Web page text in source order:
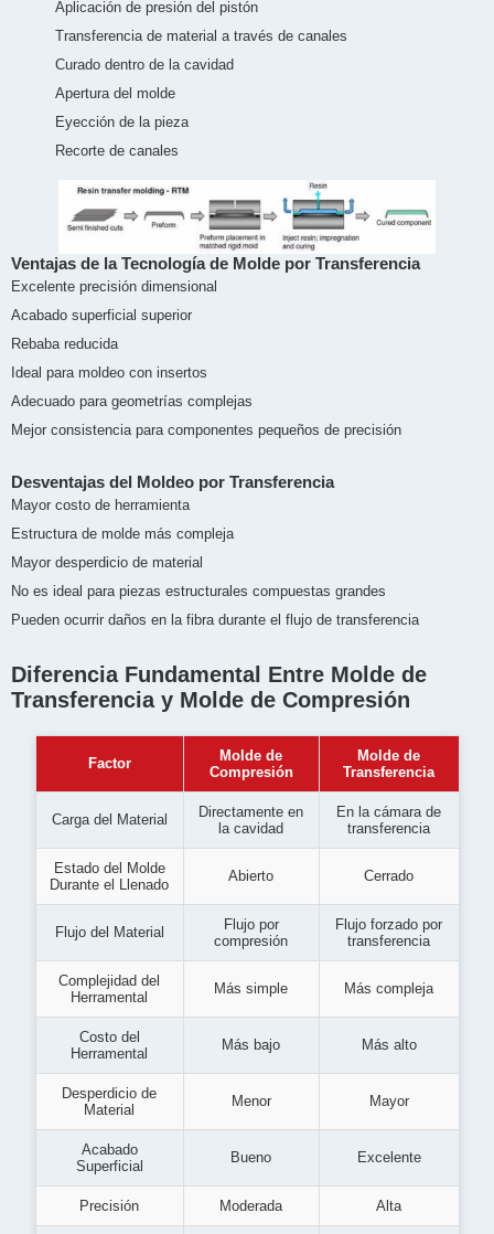
Aplicación de presión del pistón
Transferencia de material a través de canales
Curado dentro de la cavidad
Apertura del molde
Eyección de la pieza
Recorte de canales
Ventajas de la Tecnología de Molde por Transferencia
Excelente precisión dimensional
Acabado superficial superior
Rebaba reducida
Ideal para moldeo con insertos
Adecuado para geometrías complejas
Mejor consistencia para componentes pequeños de precisión
Desventajas del Moldeo por Transferencia
Mayor costo de herramienta
Estructura de molde más compleja
Mayor desperdicio de material
No es ideal para piezas estructurales compuestas grandes
Pueden ocurrir daños en la fibra durante el flujo de transferencia
Diferencia Fundamental Entre Molde de
Transferencia y Molde de Compresión
Factor
Molde de
Compresión
Molde de
Transferencia
Carga del Material
Directamente en
la cavidad
En la cámara de
transferencia
Estado del Molde
Durante el Llenado
Abierto Cerrado
Flujo del Material
Flujo por
compresión
Flujo forzado por
transferencia
Complejidad del
Herramental
Más simple Más compleja
Costo del
Herramental
Más bajo Más alto
Desperdicio de
Material
Menor Mayor
Acabado
Superficial
Bueno Excelente
Precisión Moderada Alta